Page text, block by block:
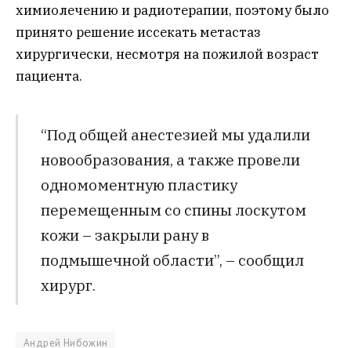
химиолечению и радиотерапии, поэтому было
принято решение иссекать метастаз
хирургически, несмотря на пожилой возраст
пациента.
“Под общей анестезией мы удалили
новообразования, а также провели
одномоментную пластику
перемещенным со спины лоскутом
кожи – закрыли рану в
подмышечной области”, – сообщил
хирург.
Андрей Нибожин